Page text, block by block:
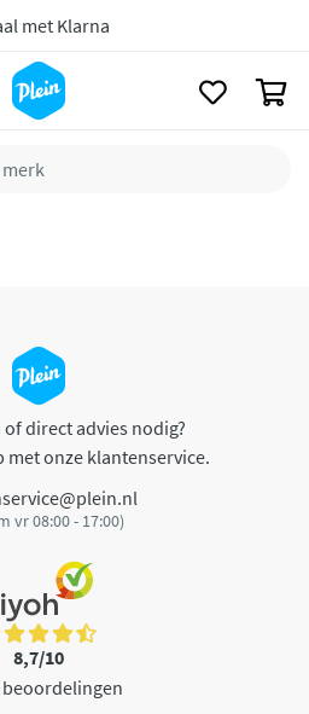
met Klarna
of direct advies nodig?
met onze klantenservice.
vr 08:00 - 17:00)
8,7/10
beoordelingen